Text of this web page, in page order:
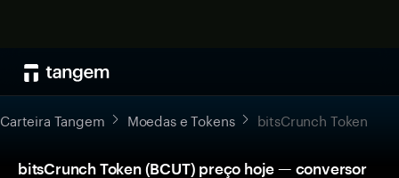
Carteira Tangem Moedas e Tokens bitsCrunch Token
bitsCrunch Token (BCUT) preço hoje — conversor